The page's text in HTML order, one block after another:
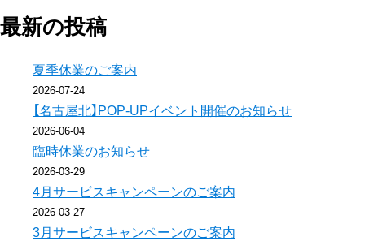
記
事
へ
の
リ
ン
最新の投稿
夏季休業のご案内
2026-07-24
【名古屋北】POP-UPイベント開催のお知らせ
2026-06-04
臨時休業のお知らせ
2026-03-29
4月サービスキャンペーンのご案内
2026-03-27
3月サービスキャンペーンのご案内